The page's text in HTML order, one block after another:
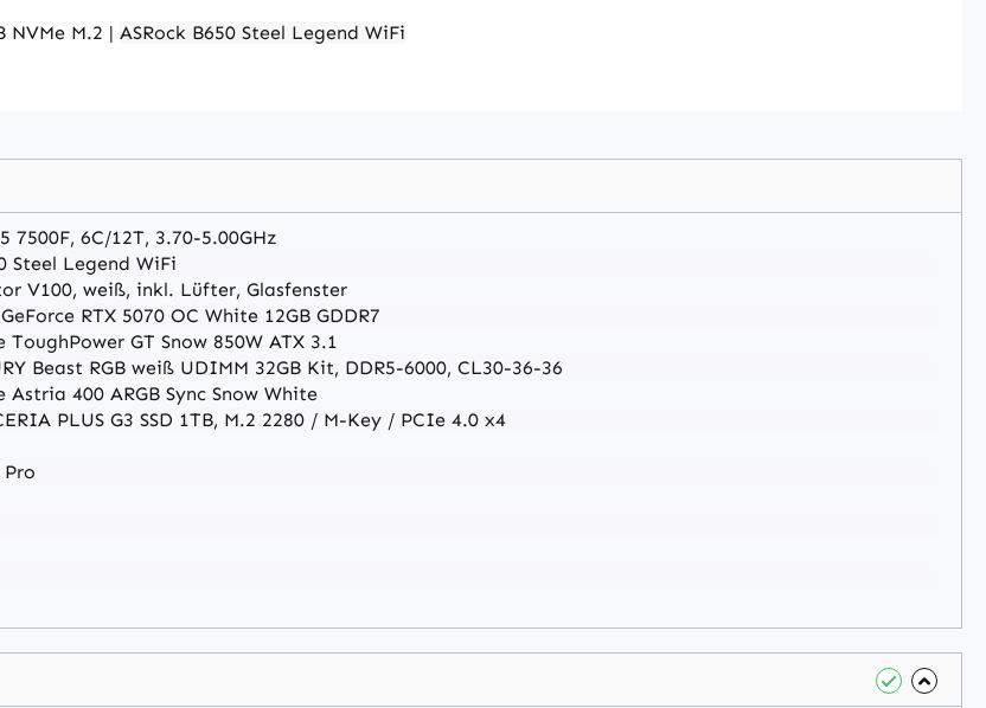
NVMe M.2 | ASRock B650 Steel Legend WiFi
7500F, 6C/12T, 3.70-5.00GHz
Steel Legend WiFi
V100, weiß, inkl. Lüfter, Glasfenster
RTX 5070 OC White 12GB GDDR7
GT Snow 850W ATX 3.1
Beast RGB weiß UDIMM 32GB Kit, DDR5-6000, CL30-36-36
Astria 400 ARGB Sync Snow White
PLUS G3 SSD 1TB, M.2 2280 / M-Key / PCIe 4.0 x4